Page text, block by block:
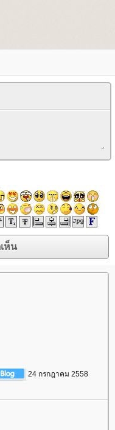
24 กรกฎาคม 2558